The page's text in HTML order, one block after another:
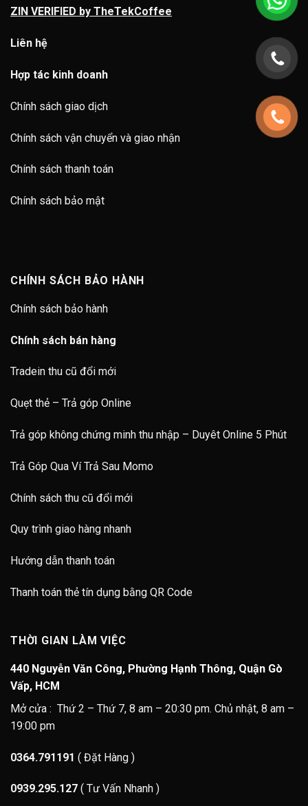
ZIN VERIFIED by TheTekCoffee
Liên hệ
Hợp tác kinh doanh
Chính sách giao dịch
Chính sách vận chuyển và giao nhận
Chính sách thanh toán
Chính sách bảo mật
CHÍNH SÁCH BẢO HÀNH
Chính sách bảo hành
Chính sách bán hàng
Tradein thu cũ đổi mới
Quẹt thẻ – Trả góp Online
Trả góp không chứng minh thu nhập – Duyêt Online 5 Phút
Trả Góp Qua Ví Trả Sau Momo
Chính sách thu cũ đổi mới
Quy trình giao hàng nhanh
Hướng dẫn thanh toán
Thanh toán thẻ tín dụng bằng QR Code
THỜI GIAN LÀM VIỆC
440 Nguyễn Văn Công, Phường Hạnh Thông, Quận Gò
Vấp, HCM
Mở cửa : Thứ 2 – Thứ 7, 8 am – 20:30 pm. Chủ nhật, 8 am –
19:00 pm
0364.791191 ( Đặt Hàng )
0939.295.127 ( Tư Vấn Nhanh )